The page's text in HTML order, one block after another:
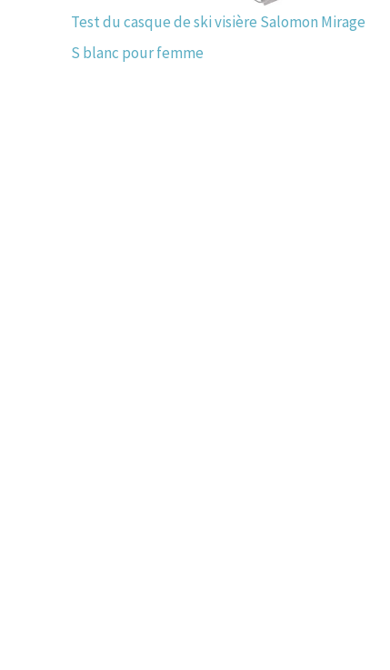
Test du casque de ski visière Salomon Mirage
S blanc pour femme